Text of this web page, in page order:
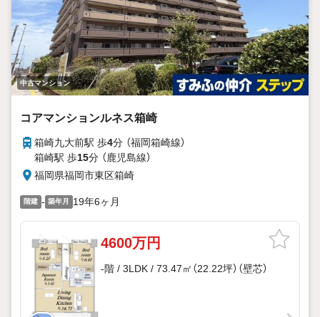
中古マンション
コアマンションルネス箱崎
箱崎九大前駅 歩4分 （福岡箱崎線）
箱崎駅 歩15分 （鹿児島線）
福岡県福岡市東区箱崎
階建 - 築年月 19年6ヶ月
4600万円
-階 / 3LDK / 73.47㎡（22.22坪）（壁芯）